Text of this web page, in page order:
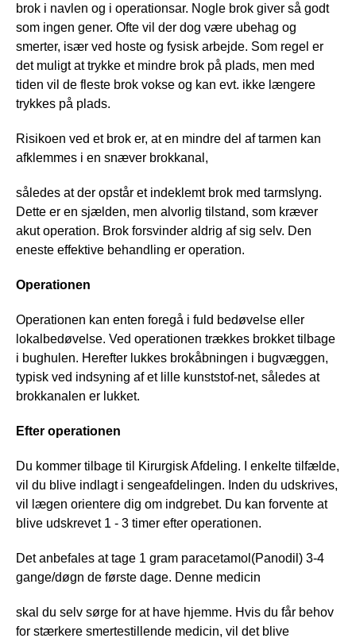
brok i navlen og i operationsar. Nogle brok giver så godt
som ingen gener. Ofte vil der dog være ubehag og
smerter, især ved hoste og fysisk arbejde. Som regel er
det muligt at trykke et mindre brok på plads, men med
tiden vil de fleste brok vokse og kan evt. ikke længere
trykkes på plads.
Risikoen ved et brok er, at en mindre del af tarmen kan
afklemmes i en snæver brokkanal,
således at der opstår et indeklemt brok med tarmslyng.
Dette er en sjælden, men alvorlig tilstand, som kræver
akut operation. Brok forsvinder aldrig af sig selv. Den
eneste effektive behandling er operation.
Operationen
Operationen kan enten foregå i fuld bedøvelse eller
lokalbedøvelse. Ved operationen trækkes brokket tilbage
i bughulen. Herefter lukkes brokåbningen i bugvæggen,
typisk ved indsyning af et lille kunststof-net, således at
brokkanalen er lukket.
Efter operationen
Du kommer tilbage til Kirurgisk Afdeling. I enkelte tilfælde,
vil du blive indlagt i sengeafdelingen. Inden du udskrives,
vil lægen orientere dig om indgrebet. Du kan forvente at
blive udskrevet 1 - 3 timer efter operationen.
Det anbefales at tage 1 gram paracetamol(Panodil) 3-4
gange/døgn de første dage. Denne medicin
skal du selv sørge for at have hjemme. Hvis du får behov
for stærkere smertestillende medicin, vil det blive